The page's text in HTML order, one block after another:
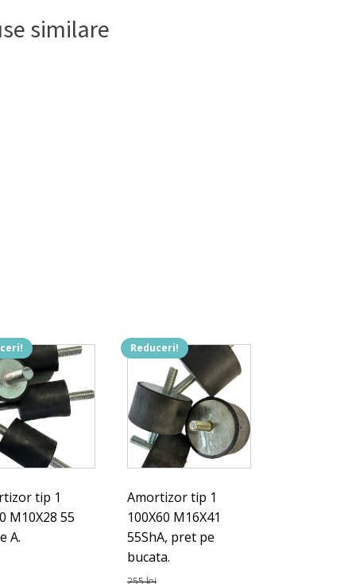
similare
tip 1
M10X28 55
A.
Reduceri!
Amortizor tip 1
100X60 M16X41
55ShA, pret pe
bucata.
255lei